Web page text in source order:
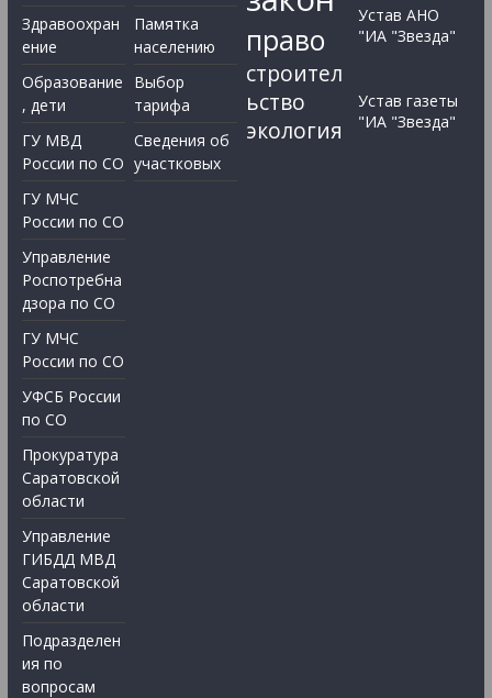
Здравоохран
ение
Образование
, дети
ГУ МВД
России по СО
ГУ МЧС
России по СО
Управление
Роспотребна
дзора по СО
ГУ МЧС
России по СО
УФСБ России
по СО
Прокуратура
Саратовской
области
Управление
ГИБДД МВД
Саратовской
области
Подразделен
ия по
вопросам
Памятка
населению
Выбор
тарифа
Сведения об
участковых
право
строител
ьство
экология
Устав АНО
"ИА "Звезда"
Устав газеты
"ИА "Звезда"